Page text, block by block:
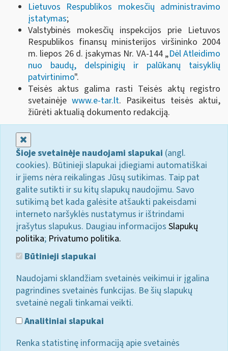
Lietuvos Respublikos mokesčių administravimo
įstatymas;
Valstybinės mokesčių inspekcijos prie Lietuvos
Respublikos finansų ministerijos viršininko 2004
m. liepos 26 d. įsakymas Nr. VA-144 „Dėl Atleidimo
nuo baudų, delspinigių ir palūkanų taisyklių
patvirtinimo".
Teisės aktus galima rasti Teisės aktų registro
svetainėje www.e-tar.lt. Pasikeitus teisės aktui,
žiūrėti aktualią dokumento redakciją.
Šioje svetainėje naudojami slapukai (angl.
cookies). Būtinieji slapukai įdiegiami automatiškai
ir jiems nėra reikalingas Jūsų sutikimas. Taip pat
galite sutikti ir su kitų slapukų naudojimu. Savo
sutikimą bet kada galėsite atšaukti pakeisdami
interneto naršyklės nustatymus ir ištrindami
įrašytus slapukus. Daugiau informacijos Slapukų
politika; Privatumo politika.
Būtinieji slapukai
Naudojami sklandžiam svetainės veikimui ir įgalina
pagrindines svetainės funkcijas. Be šių slapukų
svetainė negali tinkamai veikti.
Analitiniai slapukai
Renka statistinę informaciją apie svetainės